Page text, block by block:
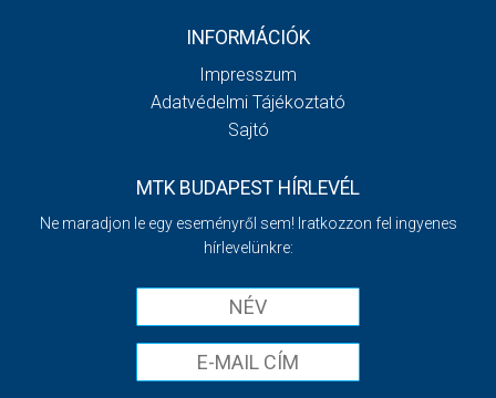
INFORMÁCIÓK
Impresszum
Adatvédelmi Tájékoztató
Sajtó
MTK BUDAPEST HÍRLEVÉL
Ne maradjon le egy eseményről sem! Iratkozzon fel ingyenes
hírlevelünkre: